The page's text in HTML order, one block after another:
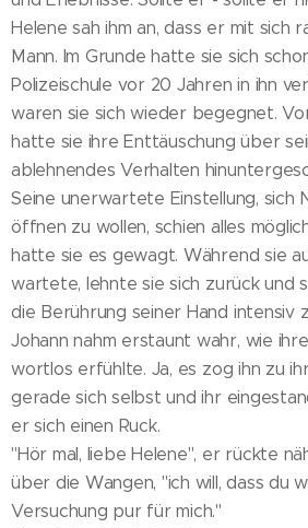
Helene sah ihm an, dass er mit sich
Mann. Im Grunde hatte sie sich
Polizeischule vor 20 Jahren in ihn
waren sie sich wieder begegnet.
hatte sie ihre Enttäuschung über
ablehnendes Verhalten
Seine unerwartete Einstellung, sich
öffnen zu wollen, schien alles
hatte sie es gewagt. Während sie
wartete, lehnte sie sich zurück und
die Berührung seiner Hand intensiv
Johann nahm erstaunt wahr, wie
wortlos erfühlte. Ja, es zog ihn zu
gerade sich selbst und ihr
er sich einen Ruck.
"Hör mal, liebe Helene", er rückte
über die Wangen, "ich will, dass du
Versuchung pur für mich."